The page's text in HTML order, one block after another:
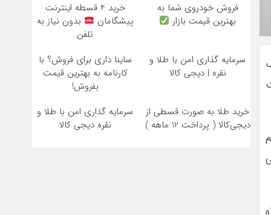
فروش خودروی شما به
بهترین قیمت بازار
خرید 4 قسطه اینترنت
پیشگامان
بدون نیاز به
تلفن
سرمایه گذاری امن با طلا و
نقره | دیجی کالا
ساینا داری برای فروش؟ با
کارنامه به بهترین قیمت
بفروش!
خرید طلا به صورت قسطی از
دیجی‌کالا ( پرداخت 12 ماهه )
سرمایه گذاری امن با طلا و
نقره دیجی کالا